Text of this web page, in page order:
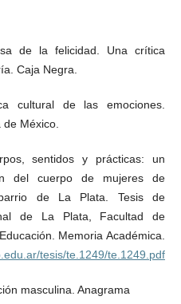
de la felicidad. Una crítica
Caja Negra.
cultural de las emociones.
México.
sentidos y prácticas: un
del cuerpo de mujeres de
de La Plata. Tesis de
de La Plata, Facultad de
Memoria Académica.
tesis/te.1249/te.1249.pdf
masculina. Anagrama